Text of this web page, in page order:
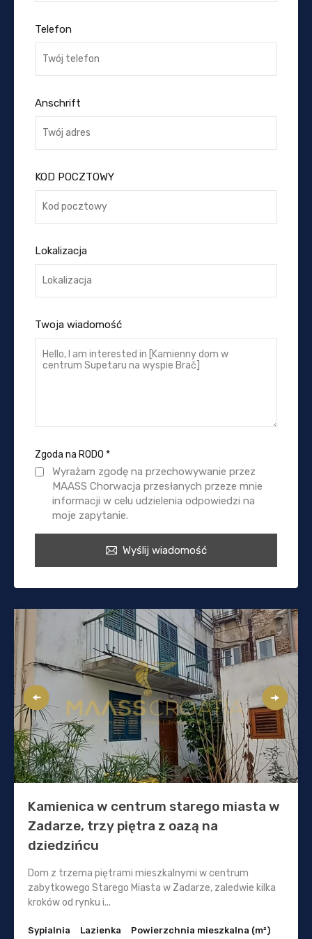
Telefon
Anschrift
KOD POCZTOWY
Lokalizacja
Twoja wiadomość
Zgoda na RODO *
Wyrażam zgodę na przechowywanie przez
MAASS Chorwacja przesłanych przeze mnie
informacji w celu udzielenia odpowiedzi na
moje zapytanie.
Wyślij wiadomość
Kamienica w centrum starego miasta w
Zadarze, trzy piętra z oazą na
dziedzińcu
Dom z trzema piętrami mieszkalnymi w centrum
zabytkowego Starego Miasta w Zadarze, zaledwie kilka
kroków od rynku i...
Sypialnia
Lazienka
Powierzchnia mieszkalna (m²)